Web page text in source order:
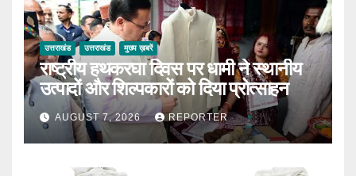
उत्तराखंड उत्तराखंड मुख्य ख़बरें
राष्ट्रीय हथकरघा दिवस पर धामी ने स्थानीय
उत्पादों और शिल्पकारों को दिया प्रोत्साहन
AUGUST 7, 2026 REPORTER